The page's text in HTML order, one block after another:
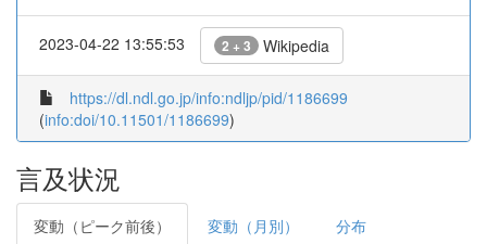
2023-04-22 13:55:53 2 + 3 Wikipedia
https://dl.ndl.go.jp/info:ndljp/pid/1186699
(info:doi/10.11501/1186699)
言及状況
変動（ピーク前後） 変動（月別） 分布